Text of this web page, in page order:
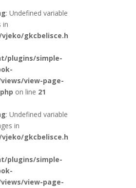
: Undefined variable
in
gkcbelisce.h
plugins/simple-
view-page-
on line 21
: Undefined variable
in
gkcbelisce.h
plugins/simple-
view-page-